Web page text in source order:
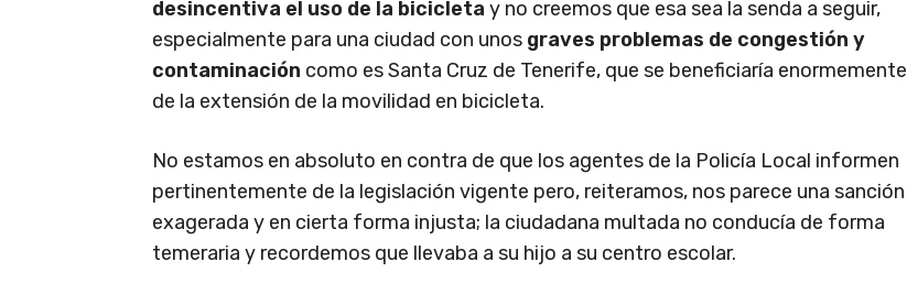
desincentiva el uso de la bicicleta y no creemos que esa sea la senda a seguir,
especialmente para una ciudad con unos graves problemas de congestión y
contaminación como es Santa Cruz de Tenerife, que se beneficiaría enormemente
de la extensión de la movilidad en bicicleta.
No estamos en absoluto en contra de que los agentes de la Policía Local informen
pertinentemente de la legislación vigente pero, reiteramos, nos parece una sanción
exagerada y en cierta forma injusta; la ciudadana multada no conducía de forma
temeraria y recordemos que llevaba a su hijo a su centro escolar.